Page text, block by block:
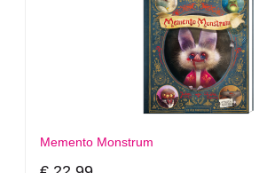
Memento Monstrum